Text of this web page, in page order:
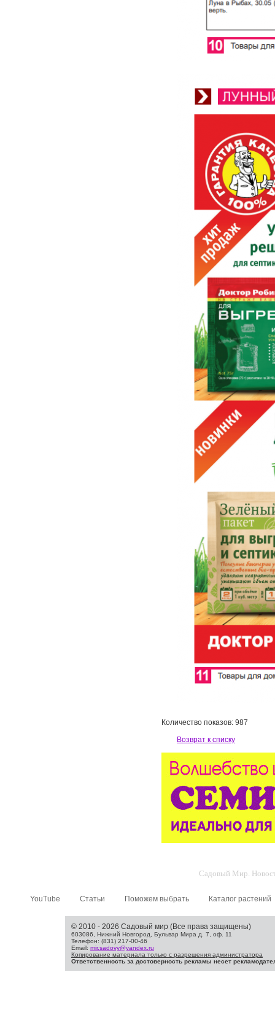
Количество показов: 987
Возврат к списку
Садовый Мир.
YouTube Статьи Поможем выбрать Каталог растений
© 2010 - 2026 Садовый мир (Все права защищены)
603086, Нижний Новгород, Бульвар Мира д. 7, оф. 11
Телефон: (831) 217-00-46
Email: mir.sadovy@yandex.ru
Копирование материала только с разрешения администратора
Ответственность за достоверность рекламы несет